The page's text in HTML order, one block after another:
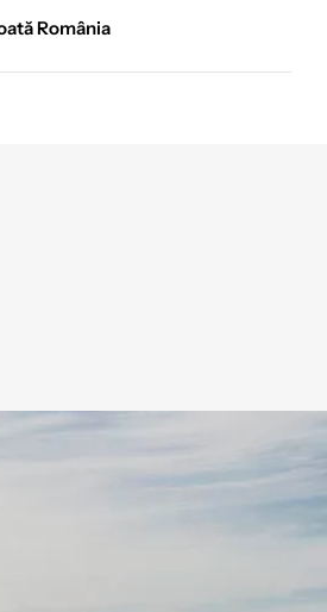
România